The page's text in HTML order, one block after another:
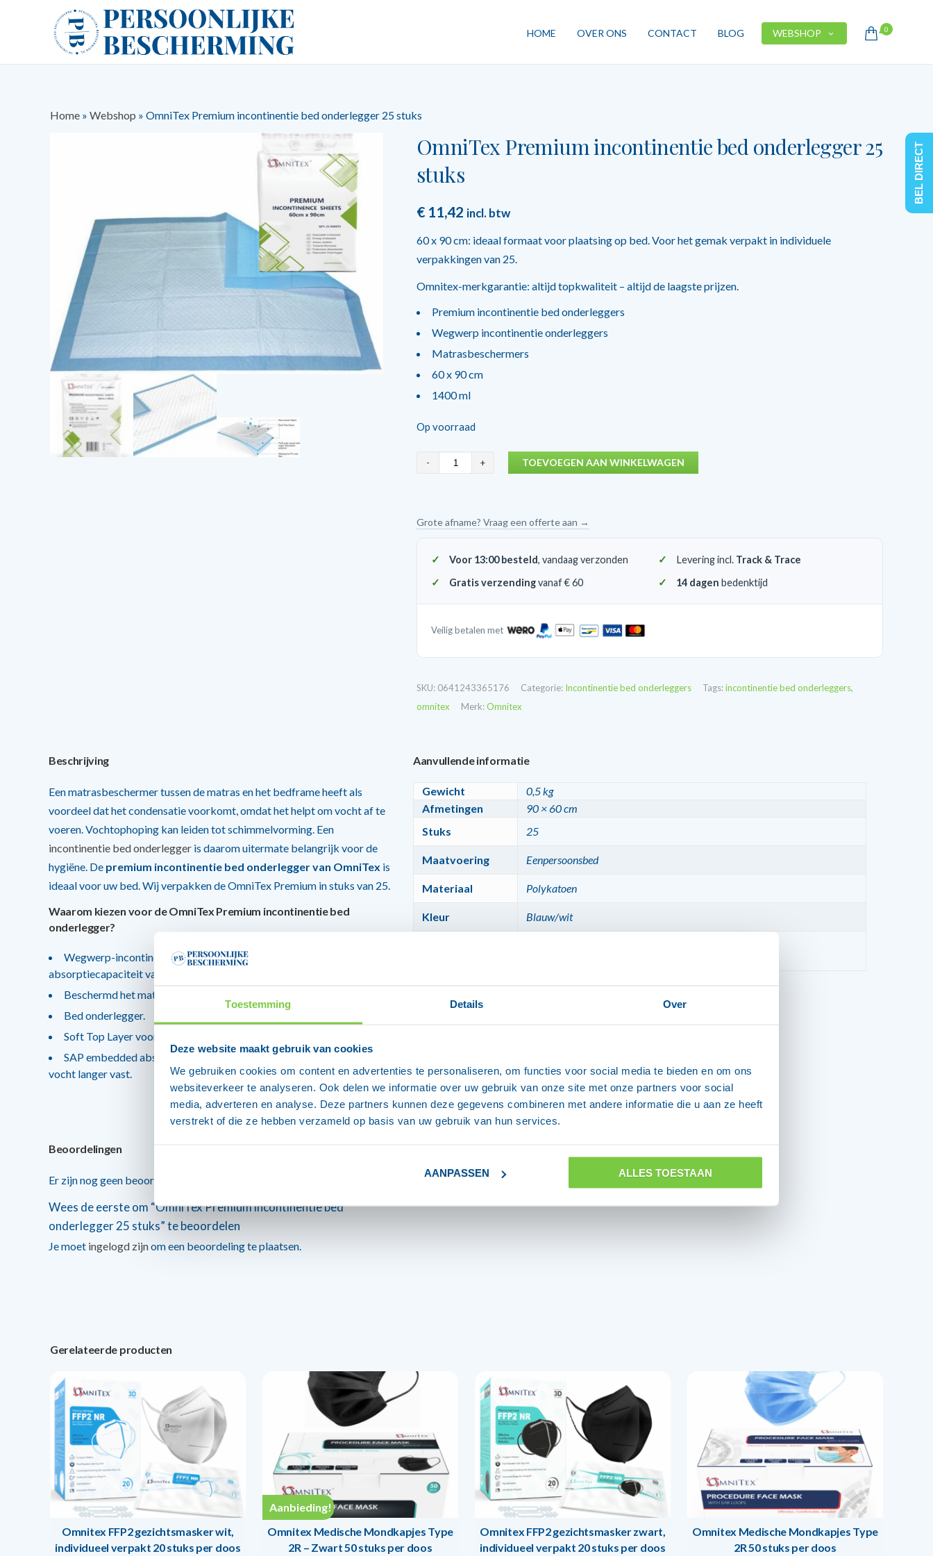
Toestemming Details Over
Deze website maakt gebruik van cookies
We gebruiken cookies om content en advertenties te personaliseren, om functies voor social media te bieden en om ons
websiteverkeer te analyseren. Ook delen we informatie over uw gebruik van onze site met onze partners voor social
media, adverteren en analyse. Deze partners kunnen deze gegevens combineren met andere informatie die u aan ze heeft
verstrekt of die ze hebben verzameld op basis van uw gebruik van hun services.
AANPASSEN ALLES TOESTAAN
0
HOME OVER ONS CONTACT BLOG WEBSHOP
Home » Webshop » OmniTex Premium incontinentie bed onderlegger 25 stuks
OmniTex Premium incontinentie bed onderlegger 25
stuks
€ 11,42 incl. btw
60 x 90 cm: ideaal formaat voor plaatsing op bed. Voor het gemak verpakt in individuele
verpakkingen van 25.
Omnitex-merkgarantie: altijd topkwaliteit – altijd de laagste prijzen.
Premium incontinentie bed onderleggers
Wegwerp incontinentie onderleggers
Matrasbeschermers
60 x 90 cm
1400 ml
Op voorraad
OmniTex
TOEVOEGEN AAN WINKELWAGEN
Grote afname? Vraag een offerte aan →
Voor 13:00 besteld, vandaag verzonden Levering incl. Track & Trace
Gratis verzendingvanaf € 60 14 dagen bedenktijd
Veilig betalen met
SKU: 0641243365176 Categorie: Incontinentie bed onderleggers Tags:incontinentie bed onderleggers,
omnitex
Merk:Omnitex
Beschrijving
Een matrasbeschermer tussen de matras en het bedframe heeft als
voordeel dat het condensatie voorkomt, omdat het helpt om vocht af te
voeren. Vochtophoping kan leiden tot schimmelvorming. Een
incontinentie bed onderlegger is daarom uitermate belangrijk voor de
hygiëne. De premium incontinentie bed onderlegger van OmniTex is
ideaal voor uw bed. Wij verpakken de OmniTex Premium in stuks van 25.
Waarom kiezen voor de OmniTex Premium incontinentie bed
onderlegger?
Wegwerp-incontinentie-bedkussen van hoogwaardige kwaliteit met
absorptiecapaciteit vanaf 1400 ml!
Beschermd het matras.
Bed onderlegger.
Soft Top Layer voor extra comfort!
SAP embedded absorption Layer: verhoogt de capaciteit en houdt
vocht langer vast.
Aanvullende informatie
Gewicht
0,5 kg
Afmetingen
90 × 60 cm
Stuks
25
Maatvoering Eenpersoonsbed
Materiaal Polykatoen
Kleur Blauw/wit
Beoordelingen
Er zijn nog geen beoordelingen.
Wees de eerste om “OmniTex Premium incontinentie bed
onderlegger 25 stuks” te beoordelen
Je moet ingelogd zijnom een beoordeling te plaatsen.
Gerelateerde producten
Omnitex FFP2 gezichtsmasker wit,
individueel verpakt 20 stuks per doos
Aanbieding!
Omnitex Medische Mondkapjes Type
2R – Zwart 50 stuks per doos
Omnitex FFP2 gezichtsmasker zwart,
individueel verpakt 20 stuks per doos
Omnitex Medische Mondkapjes Type
2R 50 stuks per doos
BEL DIRECT